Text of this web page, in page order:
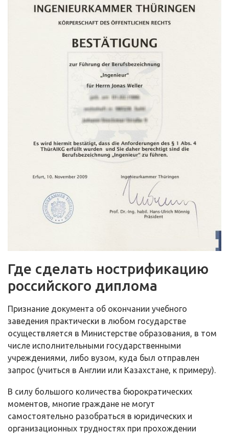
Где сделать нострификацию
российского диплома
Признание документа об окончании учебного
заведения практически в любом государстве
осуществляется в Министерстве образования, в том
числе исполнительными государственными
учреждениями, либо вузом, куда был отправлен
запрос (учиться в Англии или Казахстане, к примеру).
В силу большого количества бюрократических
моментов, многие граждане не могут
самостоятельно разобраться в юридических и
организационных трудностях при прохождении